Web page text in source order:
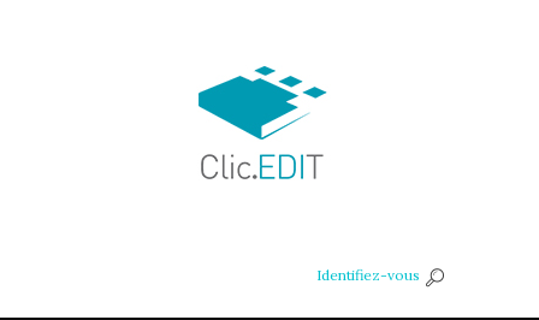
Identifiez-vous